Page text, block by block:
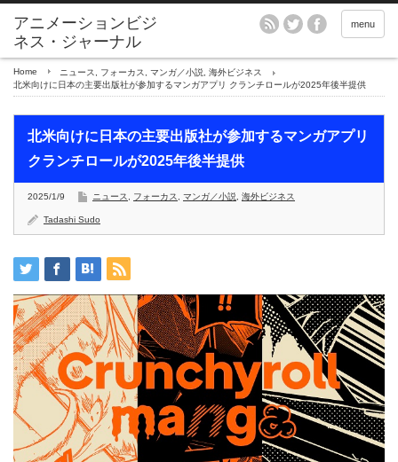
アニメーションビジ
ネス・ジャーナル
menu
Home ニュース フォーカス マンガ／小説
海外ビジネス
北米向けに日本の主要出版社が参加するマンガアプリ クランチロールが2025年後半提供
北米向けに日本の主要出版社が参加するマンガアプリ
クランチロールが2025年後半提供
2025/1/9 ニュース フォーカス マンガ／小説 海外ビジネス
Tadashi Sudo